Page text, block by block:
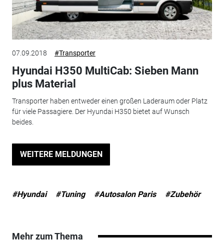
07.09.2018 #Transporter
Hyundai H350 MultiCab: Sieben Mann
plus Material
Transporter haben entweder einen großen Laderaum oder Platz
für viele Passagiere. Der Hyundai H350 bietet auf Wunsch
beides.
WEITERE MELDUNGEN
#Hyundai #Tuning #Autosalon Paris #Zubehör
Mehr zum Thema